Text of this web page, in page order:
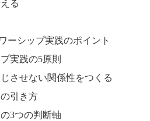
る
ーシップ実践のポイント
実践の5原則
させない関係性をつくる
引き方
3つの判断軸